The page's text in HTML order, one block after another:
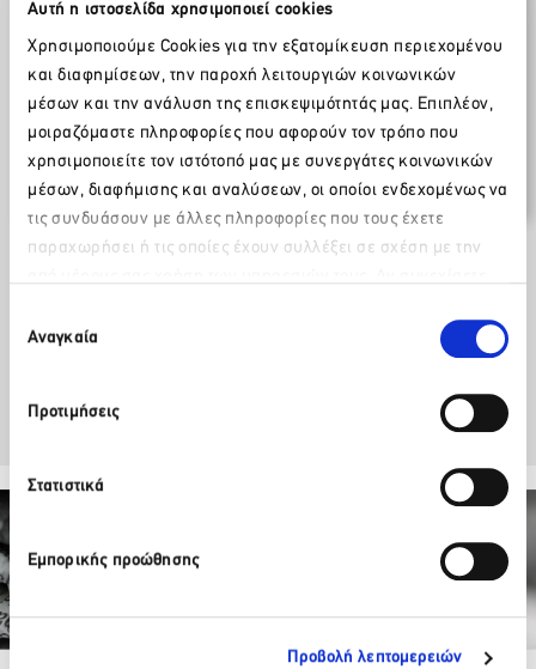
Αυτή η ιστοσελίδα χρησιμοποιεί cookies
Χρησιμοποιούμε Cookies για την εξατομίκευση περιεχομένου
και διαφημίσεων, την παροχή λειτουργιών κοινωνικών
μέσων και την ανάλυση της επισκεψιμότητάς μας. Επιπλέον,
μοιραζόμαστε πληροφορίες που αφορούν τον τρόπο που
χρησιμοποιείτε τον ιστότοπό μας με συνεργάτες κοινωνικών
μέσων, διαφήμισης και αναλύσεων, οι οποίοι ενδεχομένως να
τις συνδυάσουν με άλλες πληροφορίες που τους έχετε
παραχωρήσει ή τις οποίες έχουν συλλέξει σε σχέση με την
των Cookies μας.
συγκατάθεσης
Αναγκαία
Προτιμήσεις
Στατιστικά
Εμπορικής προώθησης
Προβολή λεπτομερειών
αποφυγή νέων επεισοδίων
Δελτία Τύπου / Ανακοινώσεις
14 Οκτωβρίου 2014
Άμεση εφαρμογή μορατόριουμ για
αποφυγή νέων επεισοδίων
Facebook LinkedIn
Partner Organizations